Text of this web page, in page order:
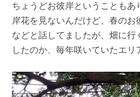
ちょうどお彼岸ということも
岸花を見ないんだけど、春のお
などと話してましたが、畑に
したのか、毎年咲いていたエ